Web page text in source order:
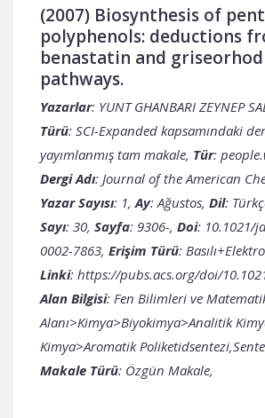
(2007) Biosynthesis of
polyphenols: deductions
benastatin and
pathways.
Yazarlar: YUNT GHANBARI ZEYNEP
Türü: SCI-Expanded kapsamındaki
yayımlanmış tam makale, Tür:
Dergi Adı: Journal of the American
Yazar Sayısı: 1, Ay: Ağustos, Dil:
Sayı: 30, Sayfa: 9306-, Doi: 10.1021/
0002-7863, Erişim Türü:
Linki: https://pubs.acs.org/doi/
Alan Bilgisi: Fen Bilimleri ve
Alanı>Kimya>Biyokimya>Analitik
Kimya>Aromatik
Makale Türü: Özgün Makale,